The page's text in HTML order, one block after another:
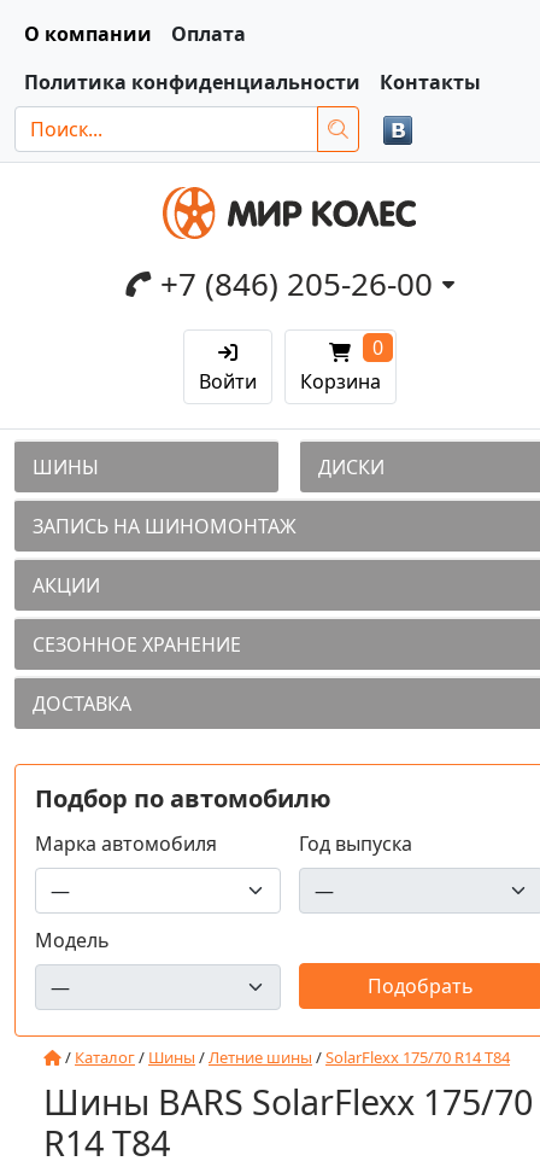
О компании
Оплата
Политика конфиденциальности
Контакты
+7 (846) 205-26-00
Войти Корзина
0
ШИНЫ ДИСКИ
ЗАПИСЬ НА ШИНОМОНТАЖ
АКЦИИ
СЕЗОННОЕ ХРАНЕНИЕ
ДОСТАВКА
Подбор по автомобилю
Марка автомобиля Год выпуска
Модель
/ Каталог/ Шины /Летние шины /SolarFlexx 175/70 R14 T84
Шины BARS SolarFlexx 175/70
R14 T84